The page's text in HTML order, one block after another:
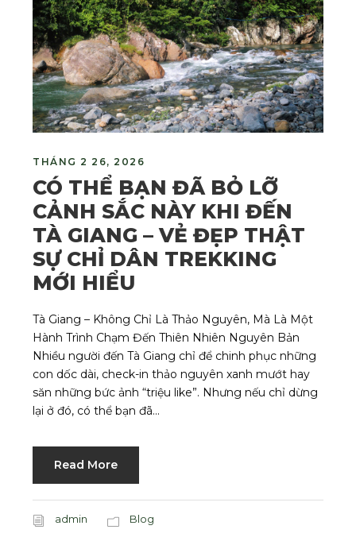
THÁNG 2 26, 2026
CÓ THỂ BẠN ĐÃ BỎ LỠ
CẢNH SẮC NÀY KHI ĐẾN
TÀ GIANG – VẺ ĐẸP THẬT
SỰ CHỈ DÂN TREKKING
MỚI HIỂU
Tà Giang – Không Chỉ Là Thảo Nguyên, Mà Là Một
Hành Trình Chạm Đến Thiên Nhiên Nguyên Bản
Nhiều người đến Tà Giang chỉ để chinh phục những
con dốc dài, check-in thảo nguyên xanh mướt hay
săn những bức ảnh “triệu like”. Nhưng nếu chỉ dừng
lại ở đó, có thể bạn đã...
Read More
admin Blog